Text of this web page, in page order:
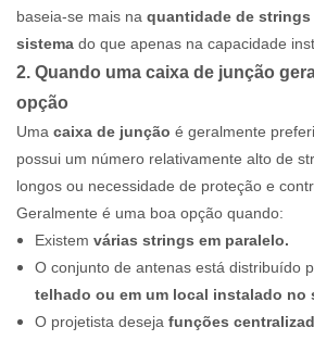
baseia-se mais na quantidade de
sistema do que apenas na capacidade
2. Quando uma caixa de junção
opção
Uma caixa de junção é geralmente
possui um número relativamente alto de
longos ou necessidade de proteção e
Geralmente é uma boa opção quando:
Existem várias strings em paralelo.
O conjunto de antenas está distribuído
telhado ou em um local instalado no
O projetista deseja funções